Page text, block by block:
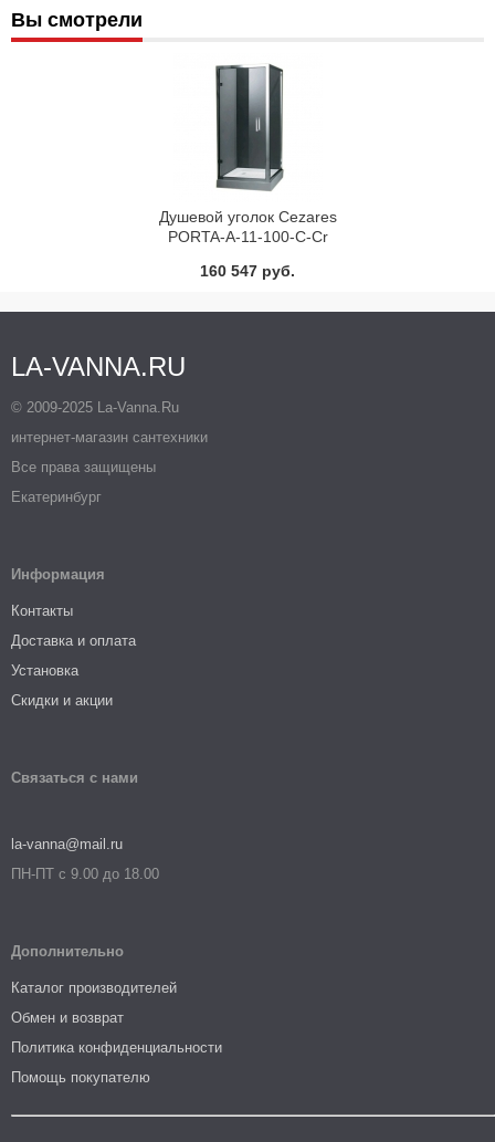
Вы смотрели
Душевой уголок Cezares
PORTA-A-11-100-C-Cr
160 547 руб.
LA-VANNA.RU
© 2009-2025 La-Vanna.Ru
интернет-магазин сантехники
Все права защищены
Екатеринбург
Информация
Контакты
Доставка и оплата
Установка
Скидки и акции
Связаться с нами
la-vanna@mail.ru
ПН-ПТ с 9.00 до 18.00
Дополнительно
Каталог производителей
Обмен и возврат
Политика конфиденциальности
Помощь покупателю